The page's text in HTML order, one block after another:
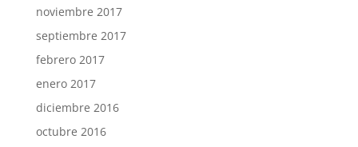
noviembre 2017
septiembre 2017
febrero 2017
enero 2017
diciembre 2016
octubre 2016